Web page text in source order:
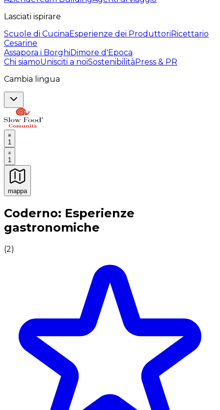
Lasciati ispirare
Scuole di CucinaEsperienze dei ProduttoriRicettario
Cesarine
Assapora i BorghiDimore d'Epoca
Chi siamoUnisciti a noiSostenibilitàPress & PR
Cambia lingua
1
1
mappa
Esperienze culinarie indimenticabili: Esperienze
Coderno: Esperienze
gastronomiche
(2)